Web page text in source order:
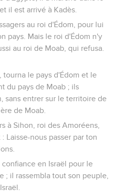
il est arrivé à Kadès.
au roi d'Édom, pour lui
pays. Mais le roi d'Édom n'y
au roi de Moab, qui refusa.
tourna le pays d'Édom et le
du pays de Moab ; ils
sans entrer sur le territoire de
de Moab.
à Sihon, roi des Amoréens,
Laisse-nous passer par ton
confiance en Israël pour le
; il rassembla tout son peuple,